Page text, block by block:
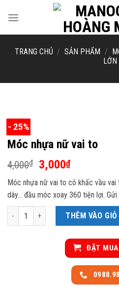
TRANG CHỦ / SẢN PHẨM /
LỚN
- 25%
Móc nhựa nữ vai to
4,000₫
Giá
gốc
là:
4,000₫.
3,000₫Giá
hiện
tại
là:
3,000₫.
Móc nhựa nữ vai to có khấc vầu
dây… đầu móc xoay 360 tiện lợi.
Móc nhựa nữ vai to số lượng
THÊM VÀO
ĐẶT